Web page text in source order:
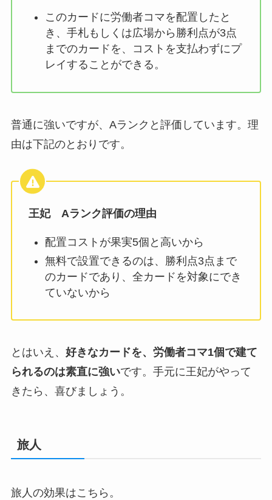
このカードに労働者コマを配置したと
き、手札もしくは広場から勝利点が3点
までのカードを、コストを支払わずにプ
レイすることができる。
普通に強いですが、Aランクと評価しています。理
由は下記のとおりです。
王妃 Aランク評価の理由
配置コストが果実5個と高いから
無料で設置できるのは、勝利点3点まで
のカードであり、全カードを対象にでき
ていないから
とはいえ、 好きなカードを、労働者コマ1個で建て
られるのは素直に強いです。手元に王妃がやって
きたら、喜びましょう。
旅人
旅人の効果はこちら。